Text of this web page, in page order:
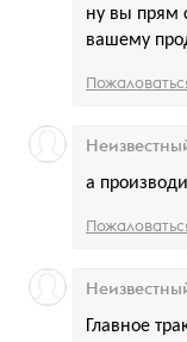
ну вы прям
вашему
а
Главное